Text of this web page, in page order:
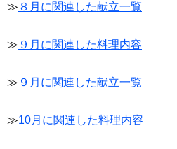
≫ ８月に関連した献立一覧
≫ ９月に関連した料理内容
≫ ９月に関連した献立一覧
≫10月に関連した料理内容